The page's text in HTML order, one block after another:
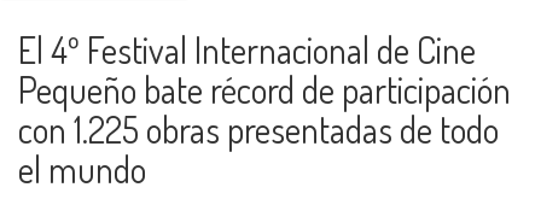
El 4º Festival Internacional de Cine
Pequeño bate récord de participación
con 1.225 obras presentadas de todo
el mundo